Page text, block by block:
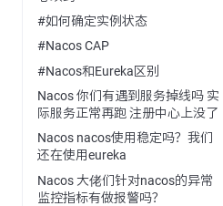
#如何确定实例状态
#Nacos CAP
#Nacos和Eureka区别
Nacos 你们有遇到服务掉线吗 实
际服务正常再跑 注册中心上没了
Nacos nacos使用稳定吗？我们
还在使用eureka
Nacos 大佬们针对nacos的异常
监控指标有做报警吗？